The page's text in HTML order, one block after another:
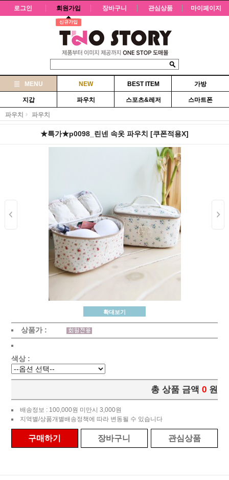
로그인 회원가입
신규가입
장바구니 관심상품 마이페이지
MENU NEW BEST ITEM 가방
지갑 파우치 스포츠&레저 스마트폰
파우치 파우치
★특가★p0098_린넨 속옷 파우치 [쿠폰적용X]
확대보기
상품가 :
색상 :
총 상품 금액 0 원
배송정보 : 100,000원 미만시 3,000원
지역별/상품개별배송정책에 따라 변동될 수 있습니다
구매하기 장바구니 관심상품